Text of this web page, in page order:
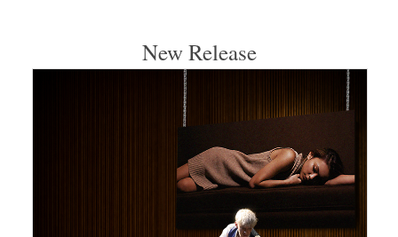
New Release